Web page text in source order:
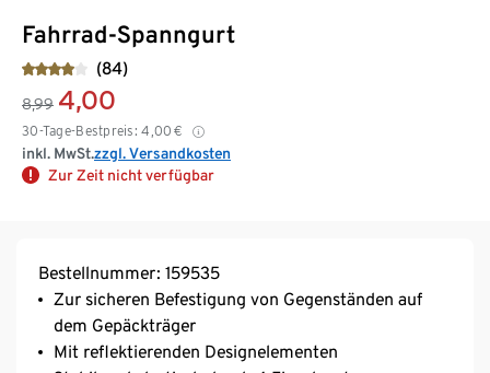
Fahrrad-Spanngurt
(84)
8,99 4,00
30-Tage-Bestpreis: 4,00 €
inkl. MwSt.zzgl. Versandkosten
Zur Zeit nicht verfügbar
Bestellnummer: 159535
Zur sicheren Befestigung von Gegenständen auf
dem Gepäckträger
Mit reflektierenden Designelementen